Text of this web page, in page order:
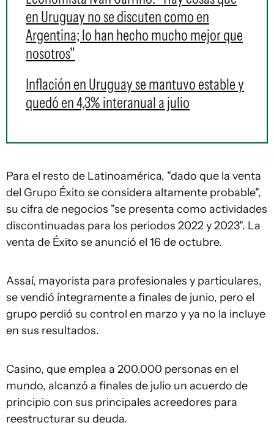
en Uruguay no se discuten como en
Argentina; lo han hecho mucho mejor que
nosotros"
Inflación en Uruguay se mantuvo estable y
quedó en 4,3% interanual a julio
Para el resto de Latinoamérica, "dado que la venta
del Grupo Éxito se considera altamente probable",
su cifra de negocios "se presenta como actividades
discontinuadas para los periodos 2022 y 2023". La
venta de Éxito se anunció el 16 de octubre.
Assaí, mayorista para profesionales y particulares,
se vendió íntegramente a finales de junio, pero el
grupo perdió su control en marzo y ya no la incluye
en sus resultados.
Casino, que emplea a 200.000 personas en el
mundo, alcanzó a finales de julio un acuerdo de
principio con sus principales acreedores para
reestructurar su deuda.